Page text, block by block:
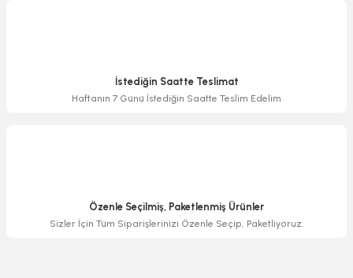
İstediğin Saatte Teslimat
Haftanın 7 Günü İstediğin Saatte Teslim Edelim
Özenle Seçilmiş, Paketlenmiş Ürünler
Sizler İçin Tüm Siparişlerinizi Özenle Seçip, Paketliyoruz.